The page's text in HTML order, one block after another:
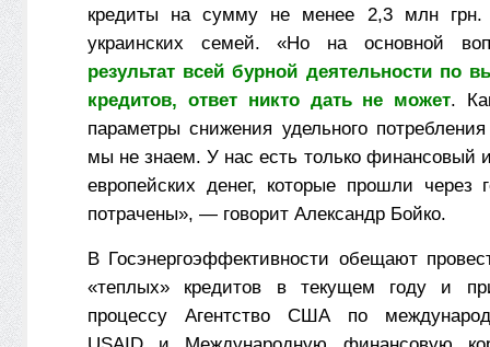
кредиты на сумму не менее 2,3 млн грн.
украинских семей. «Но на основной
результат всей бурной деятельности по
кредитов, ответ никто дать не может.
параметры снижения удельного потребления
мы не знаем. У нас есть только финансовый
европейских денег, которые прошли через
потрачены», — говорит Александр Бойко.
В Госэнергоэффективности обещают
«теплых» кредитов в текущем году и
процессу Агентство США по